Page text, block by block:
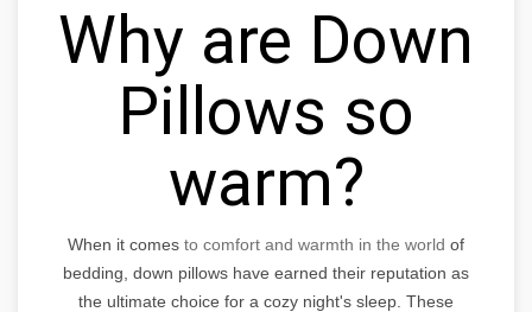
Why are Down
Pillows so
warm?
When it comes to comfort and warmth in the world of
bedding, down pillows have earned their reputation as
the ultimate choice for a cozy night's sleep. These